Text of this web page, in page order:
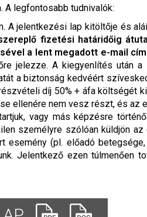
A legfontosabb tudnivalók:
A jelentkezési lap kitöltője és
fizetési határidőig
a lent megadott e-mail
jelezze. A kiegyenlítés után a
a biztonság kedvéért
díj 50% + áfa költségét
ellenére nem vesz részt, és az
vagy más képzésre
személyre szólóan küldjön az
esemény (pl. előadó betegsége,
Jelentkező ezen túlmenően